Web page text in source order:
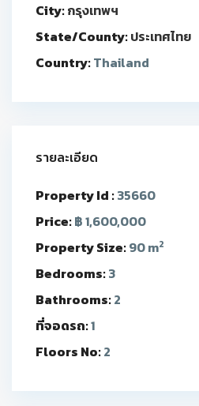
City:กรุงเทพฯ
State/County:ประเทศไทย
Country:Thailand
รายละเอียด
Property Id :35660
Price:฿ 1,600,000
Property Size:90 m2
Bedrooms:3
Bathrooms:2
ที่จอดรถ:1
Floors No:2